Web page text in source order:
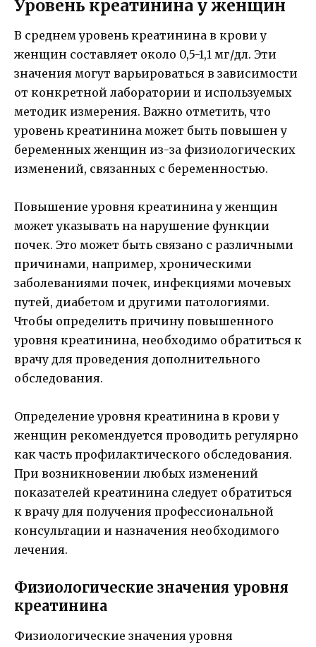
Уровень креатинина у женщин
В среднем уровень креатинина в крови у
женщин составляет около 0,5-1,1 мг/дл. Эти
значения могут варьироваться в зависимости
от конкретной лаборатории и используемых
методик измерения. Важно отметить, что
уровень креатинина может быть повышен у
беременных женщин из-за физиологических
изменений, связанных с беременностью.
Повышение уровня креатинина у женщин
может указывать на нарушение функции
почек. Это может быть связано с различными
причинами, например, хроническими
заболеваниями почек, инфекциями мочевых
путей, диабетом и другими патологиями.
Чтобы определить причину повышенного
уровня креатинина, необходимо обратиться к
врачу для проведения дополнительного
обследования.
Определение уровня креатинина в крови у
женщин рекомендуется проводить регулярно
как часть профилактического обследования.
При возникновении любых изменений
показателей креатинина следует обратиться
к врачу для получения профессиональной
консультации и назначения необходимого
лечения.
Физиологические значения уровня
креатинина
Физиологические значения уровня